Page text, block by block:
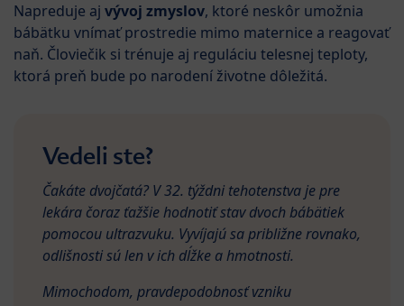
Napreduje aj vývoj zmyslov, ktoré neskôr umožnia
bábätku vnímať prostredie mimo maternice a reagovať
naň. Človiečik si trénuje aj reguláciu telesnej teploty,
ktorá preň bude po narodení životne dôležitá.
Vedeli ste?
Čakáte dvojčatá? V 32. týždni tehotenstva je pre
lekára čoraz ťažšie hodnotiť stav dvoch bábätiek
pomocou ultrazvuku. Vyvíjajú sa približne rovnako,
odlišnosti sú len v ich dĺžke a hmotnosti.
Mimochodom, pravdepodobnosť vzniku